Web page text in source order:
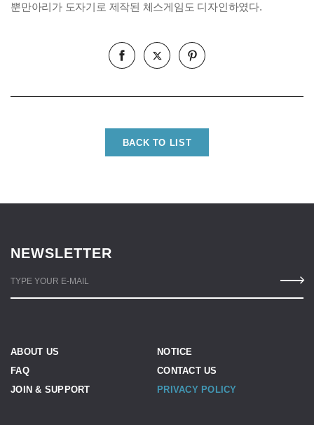
뿐만아리가 도자기로 제작된 체스게임도 디자인하였다.
BACK TO LIST
NEWSLETTER
TYPE YOUR E-MAIL
ABOUT US
NOTICE
FAQ
CONTACT US
JOIN & SUPPORT
PRIVACY POLICY